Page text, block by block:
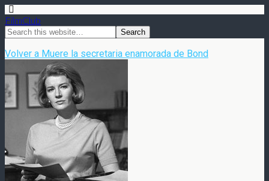
FilmClub
Volver a Muere la secretaria enamorada de Bond